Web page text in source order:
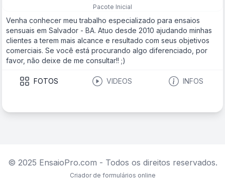
Pacote Inicial
Venha conhecer meu trabalho especializado para ensaios
sensuais em Salvador - BA. Atuo desde 2010 ajudando minhas
clientes a terem mais alcance e resultado com seus objetivos
comerciais. Se você está procurando algo diferenciado, por
favor, não deixe de me consultar!! ;)
FOTOS VIDEOS INFOS
© 2025 EnsaioPro.com - Todos os direitos reservados.
Criador de formulários online